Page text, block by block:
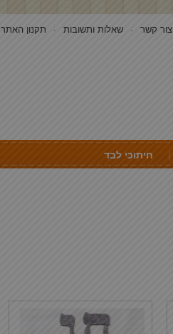
צור קשר שאלות ותשובות תקנון האתר
חיתוכי לבד